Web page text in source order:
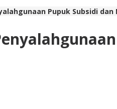
Pupuk Subsidi